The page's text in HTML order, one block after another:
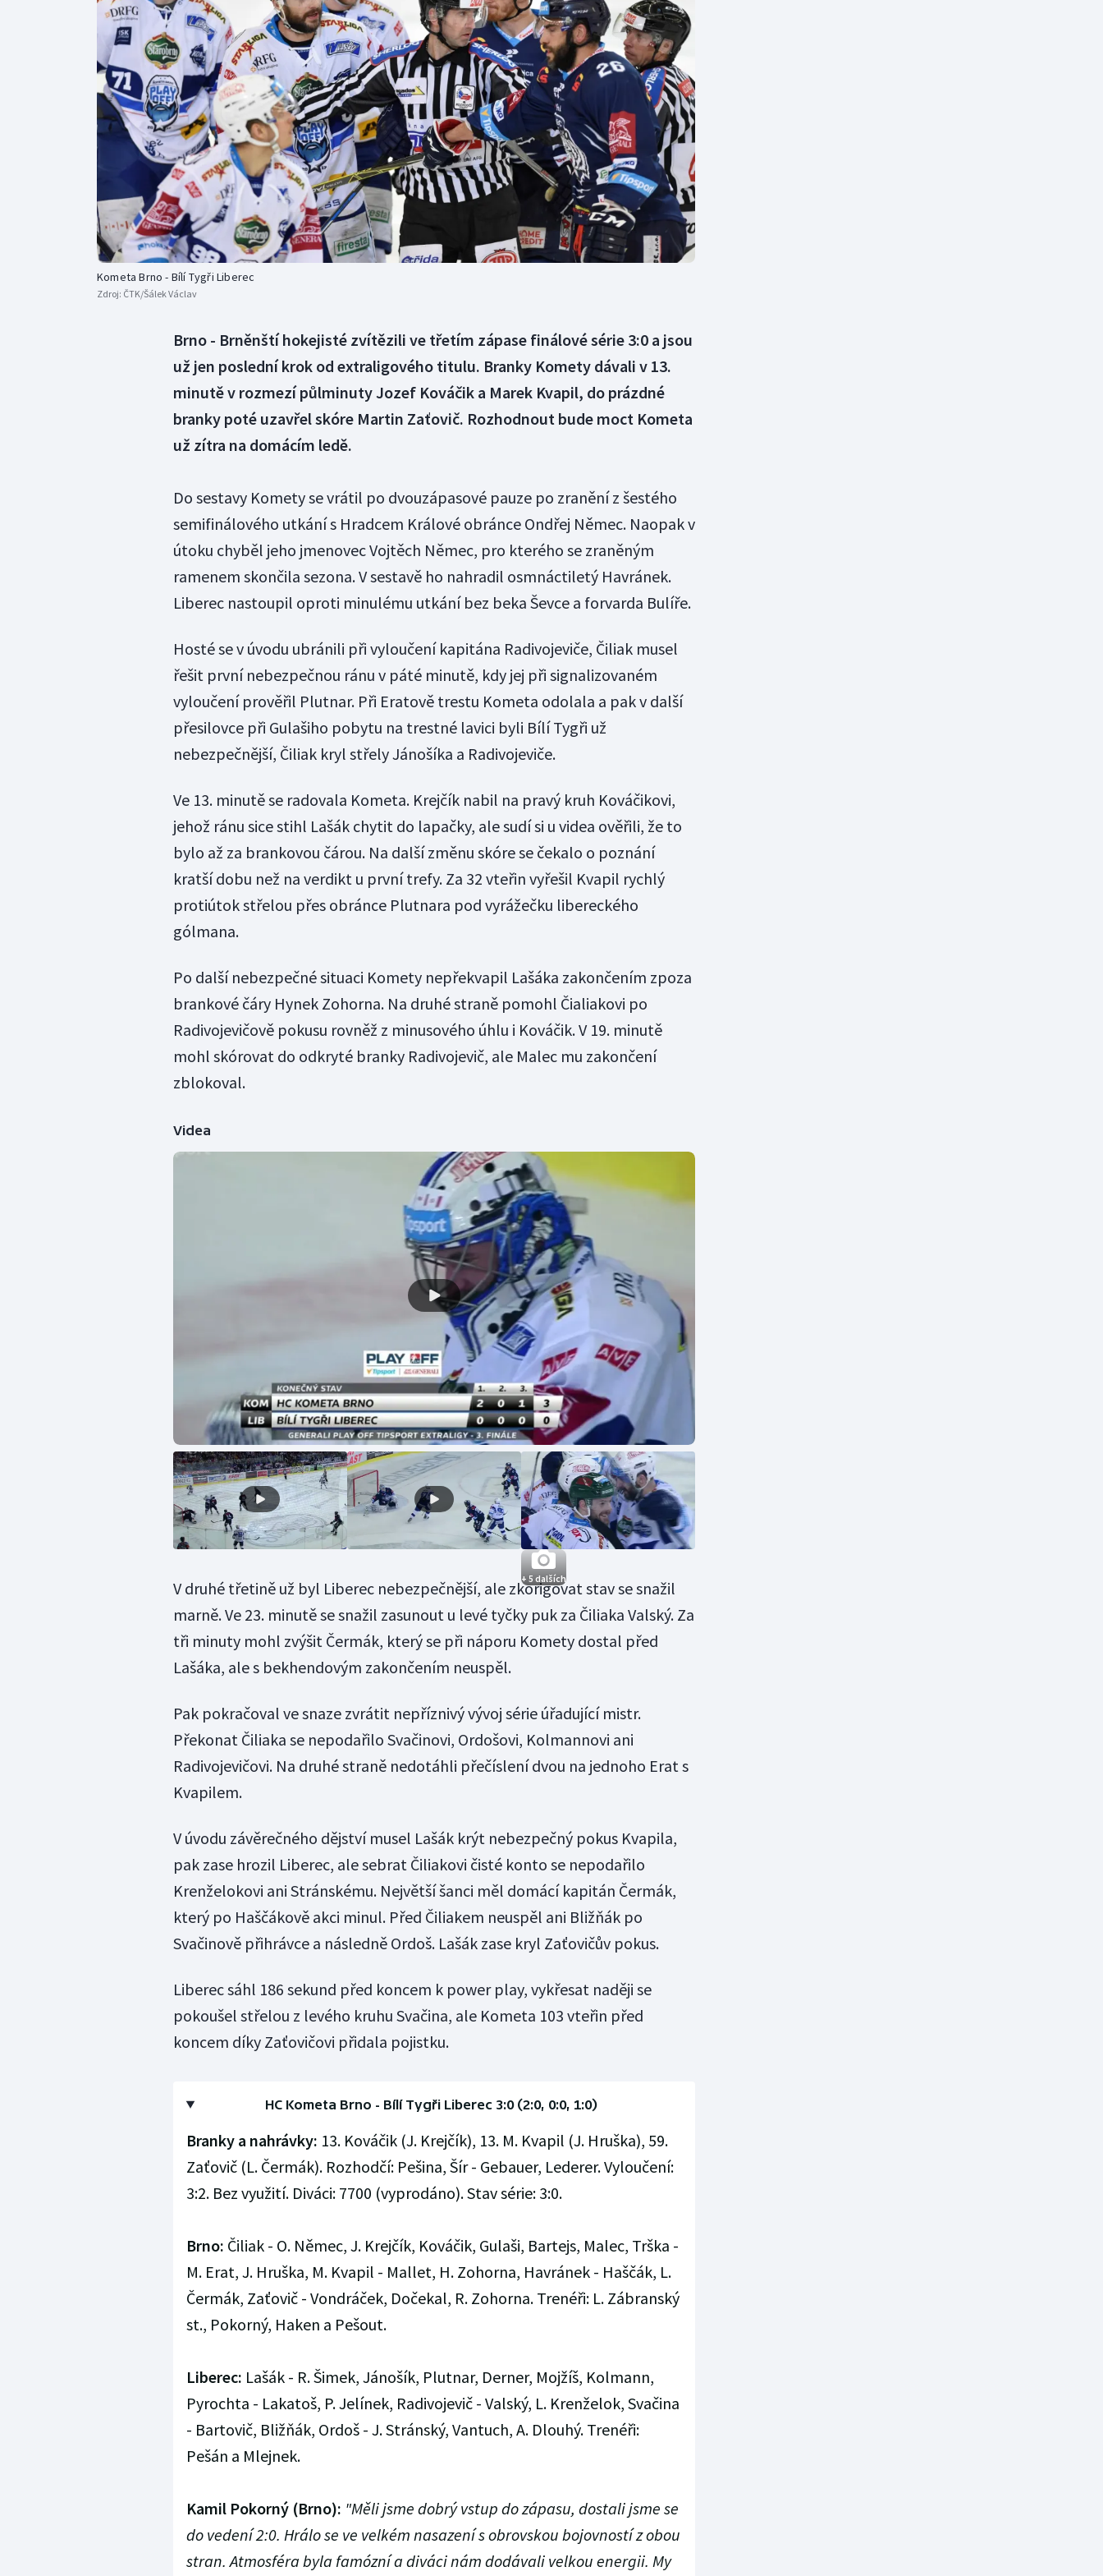
Curling
Dostihy
Florbal
Futsal
Golf
Gymnastika
Moderní pětiboj
Motorsport
Olympijské hry
Parasport
Plavání
Plážový volejbal
Triatlon
Veslování
Vodní slalom
Volejbal
Ostatní
Kometa Brno - Bílí Tygři Liberec
Zdroj: ČTK/Šálek Václav
Brno - Brněnští hokejisté zvítězili ve třetím zápase finálové série 3:0 a jsou
už jen poslední krok od extraligového titulu. Branky Komety dávali v 13.
minutě v rozmezí půlminuty Jozef Kováčik a Marek Kvapil, do prázdné
branky poté uzavřel skóre Martin Zaťovič. Rozhodnout bude moct Kometa
už zítra na domácím ledě.
Do sestavy Komety se vrátil po dvouzápasové pauze po zranění z šestého
semifinálového utkání s Hradcem Králové obránce Ondřej Němec. Naopak v
útoku chyběl jeho jmenovec Vojtěch Němec, pro kterého se zraněným
ramenem skončila sezona. V sestavě ho nahradil osmnáctiletý Havránek.
Liberec nastoupil oproti minulému utkání bez beka Ševce a forvarda Bulíře.
Hosté se v úvodu ubránili při vyloučení kapitána Radivojeviče, Čiliak musel
řešit první nebezpečnou ránu v páté minutě, kdy jej při signalizovaném
vyloučení prověřil Plutnar. Při Eratově trestu Kometa odolala a pak v další
přesilovce při Gulašiho pobytu na trestné lavici byli Bílí Tygři už
nebezpečnější, Čiliak kryl střely Jánošíka a Radivojeviče.
Ve 13. minutě se radovala Kometa. Krejčík nabil na pravý kruh Kováčikovi,
jehož ránu sice stihl Lašák chytit do lapačky, ale sudí si u videa ověřili, že to
bylo až za brankovou čárou. Na další změnu skóre se čekalo o poznání
kratší dobu než na verdikt u první trefy. Za 32 vteřin vyřešil Kvapil rychlý
protiútok střelou přes obránce Plutnara pod vyrážečku libereckého
gólmana.
Po další nebezpečné situaci Komety nepřekvapil Lašáka zakončením zpoza
brankové čáry Hynek Zohorna. Na druhé straně pomohl Čialiakovi po
Radivojevičově pokusu rovněž z minusového úhlu i Kováčik. V 19. minutě
mohl skórovat do odkryté branky Radivojevič, ale Malec mu zakončení
zblokoval.
Videa
+ 5 dalších
V druhé třetině už byl Liberec nebezpečnější, ale zkorigovat stav se snažil
marně. Ve 23. minutě se snažil zasunout u levé tyčky puk za Čiliaka Valský. Za
tři minuty mohl zvýšit Čermák, který se při náporu Komety dostal před
Lašáka, ale s bekhendovým zakončením neuspěl.
Pak pokračoval ve snaze zvrátit nepříznivý vývoj série úřadující mistr.
Překonat Čiliaka se nepodařilo Svačinovi, Ordošovi, Kolmannovi ani
Radivojevičovi. Na druhé straně nedotáhli přečíslení dvou na jednoho Erat s
Kvapilem.
V úvodu závěrečného dějství musel Lašák krýt nebezpečný pokus Kvapila,
pak zase hrozil Liberec, ale sebrat Čiliakovi čisté konto se nepodařilo
Krenželokovi ani Stránskému. Největší šanci měl domácí kapitán Čermák,
který po Haščákově akci minul. Před Čiliakem neuspěl ani Bližňák po
Svačinově přihrávce a následně Ordoš. Lašák zase kryl Zaťovičův pokus.
Liberec sáhl 186 sekund před koncem k power play, vykřesat naději se
pokoušel střelou z levého kruhu Svačina, ale Kometa 103 vteřin před
koncem díky Zaťovičovi přidala pojistku.
HC Kometa Brno - Bílí Tygři Liberec 3:0 (2:0, 0:0, 1:0)
Branky a nahrávky: 13. Kováčik (J. Krejčík), 13. M. Kvapil (J. Hruška), 59.
Zaťovič (L. Čermák). Rozhodčí: Pešina, Šír - Gebauer, Lederer. Vyloučení:
3:2. Bez využití. Diváci: 7700 (vyprodáno). Stav série: 3:0.
Brno: Čiliak - O. Němec, J. Krejčík, Kováčik, Gulaši, Bartejs, Malec, Trška -
M. Erat, J. Hruška, M. Kvapil - Mallet, H. Zohorna, Havránek - Haščák, L.
Čermák, Zaťovič - Vondráček, Dočekal, R. Zohorna. Trenéři: L. Zábranský
st., Pokorný, Haken a Pešout.
Liberec: Lašák - R. Šimek, Jánošík, Plutnar, Derner, Mojžíš, Kolmann,
Pyrochta - Lakatoš, P. Jelínek, Radivojevič - Valský, L. Krenželok, Svačina
- Bartovič, Bližňák, Ordoš - J. Stránský, Vantuch, A. Dlouhý. Trenéři:
Pešán a Mlejnek.
Kamil Pokorný (Brno): "Měli jsme dobrý vstup do zápasu, dostali jsme se
do vedení 2:0. Hrálo se ve velkém nasazení s obrovskou bojovností z obou
stran. Atmosféra byla famózní a diváci nám dodávali velkou energii. My